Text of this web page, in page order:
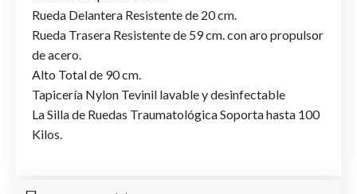
Rueda Delantera Resistente de 20 cm.
Rueda Trasera Resistente de 59 cm. con aro propulsor
de acero.
Alto Total de 90 cm.
Tapicería Nylon Tevinil lavable y desinfectable
La Silla de Ruedas Traumatológica Soporta hasta 100
Kilos.